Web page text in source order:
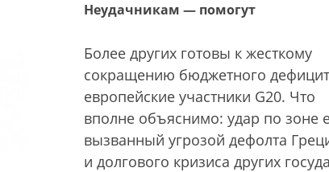
Неудачникам — помогут
Более других готовы к жесткому
сокращению бюджетного
европейские участники G20. Что
вполне объяснимо: удар по зоне
вызванный угрозой дефолта
и долгового кризиса других